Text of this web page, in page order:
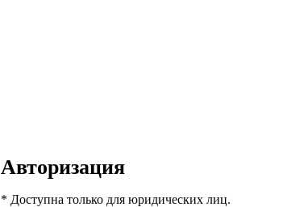
Авторизация
* Доступна только для юридических лиц.